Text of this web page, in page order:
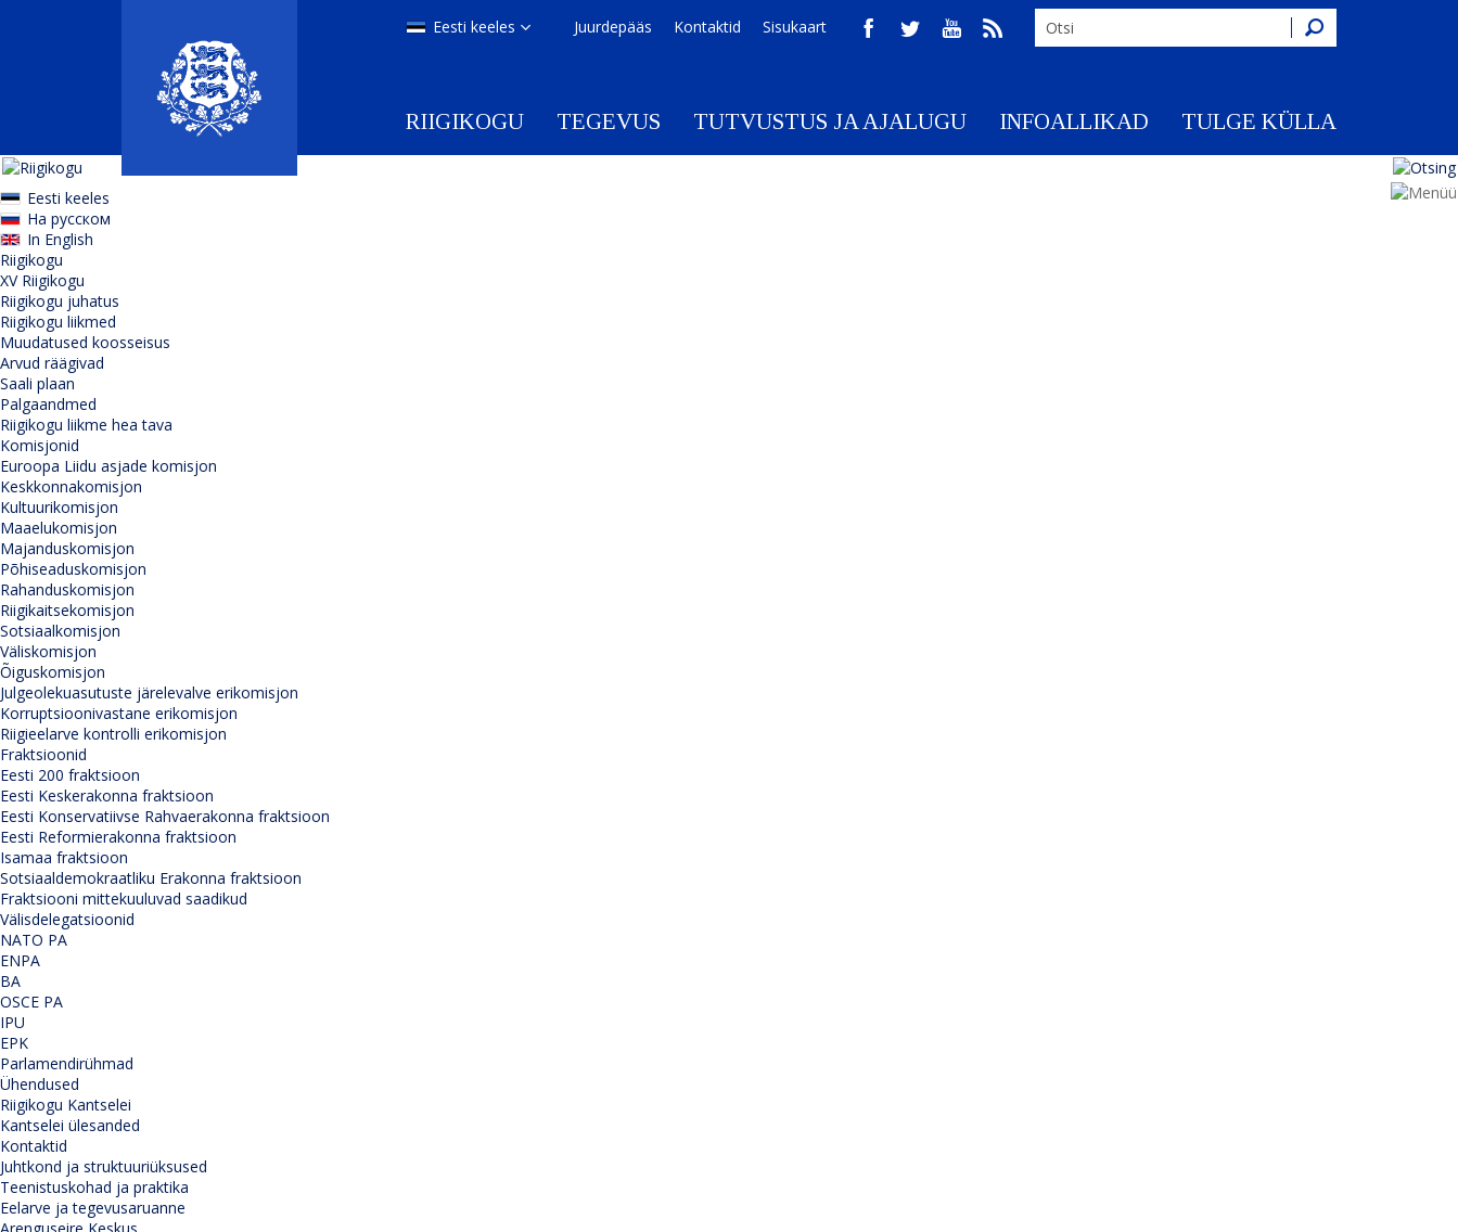
Otsing
Juurdepääs Kontaktid Sisukaart
Eesti keeles
RIIGIKOGU TEGEVUS TUTVUSTUS JA AJALUGU INFOALLIKAD TULGE KÜLLA
Eesti keeles
На русском
In English
Riigikogu
XV Riigikogu
Riigikogu juhatus
Riigikogu liikmed
Muudatused koosseisus
Arvud räägivad
Saali plaan
Palgaandmed
Riigikogu liikme hea tava
Komisjonid
Euroopa Liidu asjade komisjon
Keskkonnakomisjon
Kultuurikomisjon
Maaelukomisjon
Majanduskomisjon
Põhiseaduskomisjon
Rahanduskomisjon
Riigikaitsekomisjon
Sotsiaalkomisjon
Väliskomisjon
Õiguskomisjon
Julgeolekuasutuste järelevalve erikomisjon
Korruptsioonivastane erikomisjon
Riigieelarve kontrolli erikomisjon
Fraktsioonid
Eesti 200 fraktsioon
Eesti Keskerakonna fraktsioon
Eesti Konservatiivse Rahvaerakonna fraktsioon
Eesti Reformierakonna fraktsioon
Isamaa fraktsioon
Sotsiaaldemokraatliku Erakonna fraktsioon
Fraktsiooni mittekuuluvad saadikud
Välisdelegatsioonid
NATO PA
ENPA
BA
OSCE PA
IPU
EPK
Parlamendirühmad
Ühendused
Riigikogu Kantselei
Kantselei ülesanded
Kontaktid
Juhtkond ja struktuuriüksused
Teenistuskohad ja praktika
Eelarve ja tegevusaruanne